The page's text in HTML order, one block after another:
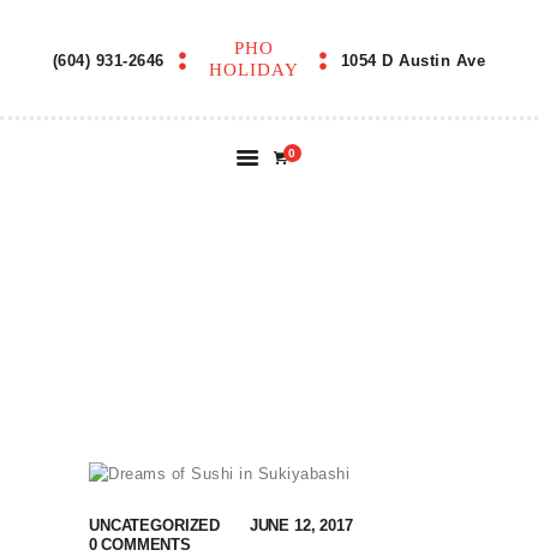
(604) 931-2646
PHO
HOLIDAY
1054 D Austin Ave
0
PHO HOLIDAY
UNCATEGORIZED
JUNE 12, 2017
0 COMMENTS